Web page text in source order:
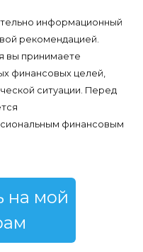
информационный
рекомендацией.
вы принимаете
финансовых целей,
ситуации. Перед
финансовым
на мой